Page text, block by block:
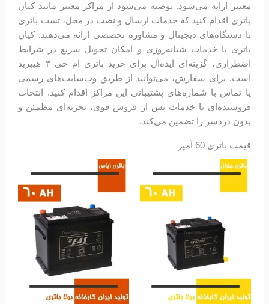
معتبر ارائه می‌شود. توصیه می‌شود از مراکز معتبر مانند کیان
باتری اقدام کنید که خدمات ارسال و نصب در محل، تست باتری
با دستگاه‌های دیجیتال و مشاوره تخصصی ارائه می‌دهند. کیان
باتری با خدمات شبانه‌روزی و امکان تحویل سریع در شرایط
اضطراری، گزینه‌ای ایده‌آل برای خرید باتری ام جی ۳ هیبرید
است. برای سفارش، می‌توانید از طریق وب‌سایت‌های رسمی
یا تماس با شماره‌های پشتیبانی این مراکز اقدام کنید. انتخاب
فروشنده‌ای با خدمات پس از فروش قوی، تجربه‌ای مطمئن و
بدون دردسر را تضمین می‌کند.
قیمت باتری 60 آمپر